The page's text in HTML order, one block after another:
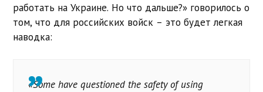
работать на Украине. Но что дальше?» говорилось о
том, что для российских войск – это будет легкая
наводка:
«Some have questioned the safety of using